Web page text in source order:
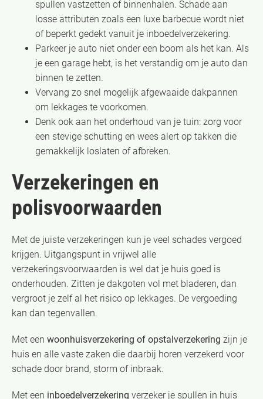
spullen vastzetten of binnenhalen. Schade aan
losse attributen zoals een luxe barbecue wordt niet
of beperkt gedekt vanuit je inboedelverzekering.
Parkeer je auto niet onder een boom als het kan. Als
je een garage hebt, is het verstandig om je auto dan
binnen te zetten.
Vervang zo snel mogelijk afgewaaide dakpannen
om lekkages te voorkomen.
Denk ook aan het onderhoud van je tuin: zorg voor
een stevige schutting en wees alert op takken die
gemakkelijk loslaten of afbreken.
Verzekeringen en
polisvoorwaarden
Met de juiste verzekeringen kun je veel schades vergoed
krijgen. Uitgangspunt in vrijwel alle
verzekeringsvoorwaarden is wel dat je huis goed is
onderhouden. Zitten je dakgoten vol met bladeren, dan
vergroot je zelf al het risico op lekkages. De vergoeding
kan dan tegenvallen.
Met een woonhuisverzekering of opstalverzekering zijn je
huis en alle vaste zaken die daarbij horen verzekerd voor
schade door brand, storm of inbraak.
Met een inboedelverzekering verzeker je spullen in huis